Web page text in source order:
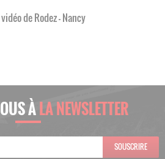
de Rodez - Nancy
ÀLA NEWSLETTER
SOUSCRIRE